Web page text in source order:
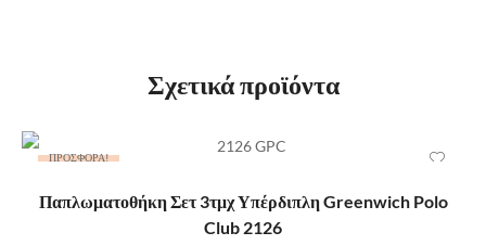
Σχετικά προϊόντα
ΠΡΟΣΦΟΡΆ!
ΠΡΟΣΘΉΚΗ ΣΤΟ ΚΑΛΆΘΙ
Παπλωματοθήκη Σετ 3τμχ Υπέρδιπλη Greenwich Polo
Club 2126